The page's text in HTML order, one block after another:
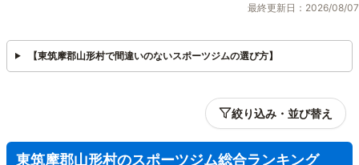
最終更新日：2026/08/07
【東筑摩郡山形村で間違いのないスポーツジムの選び方】
絞り込み・並び替え
東筑摩郡山形村のスポーツジム総合ランキング